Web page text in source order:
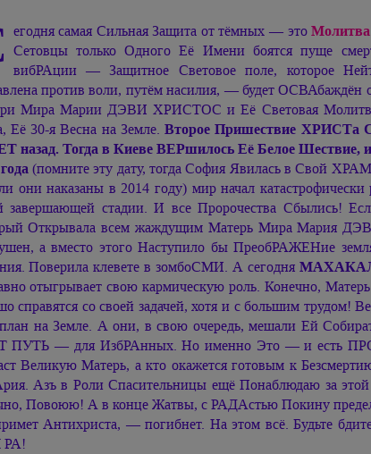
егодня самая Сильная Защита от тёмных — это
Сетовцы только Одного Её Имени боятся пуще
вибРАции —Защитное Световое поле, которое
против воли, путём насилия, — будет ОСВАбаждён
Мира Марии ДЭВИ ХРИСТОС и Её Световая
Её 30-я Весна на Земле.Второе Пришествие ХРИСТа
назад. Тогда в Киеве ВЕРшилось Её Белое Шествие,
(помните эту дату, тогда София Явилась в Свой
они наказаны в 2014 году) мир начал
завершающей стадии. И все Пророчества Сбылись!
Открывала всем жаждущим Матерь МираМария
а вместо этого Наступило бы ПреобРАЖЕНие
Поверила клевете в зомбоСМИ. А сегодня
отыгрывает свою кармическую роль. Конечно,
справятся со своей задачей, хотя и с большим
на Земле. А они, в свою очередь, мешали Ей
ПУТЬ — для ИзбРАнных. Но именно Это —и есть
Великую Матерь, а кто окажется готовым к
Азъ в Роли Спасительницы ещё Понаблюдаю за этой
Повоюю! А в конце Жатвы, с РАДАстью Покину
Антихриста, — погибнет. На этом всё. Будьте